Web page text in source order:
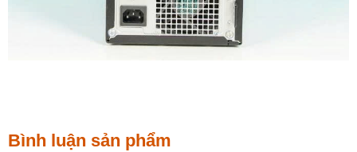
Bình luận sản phẩm